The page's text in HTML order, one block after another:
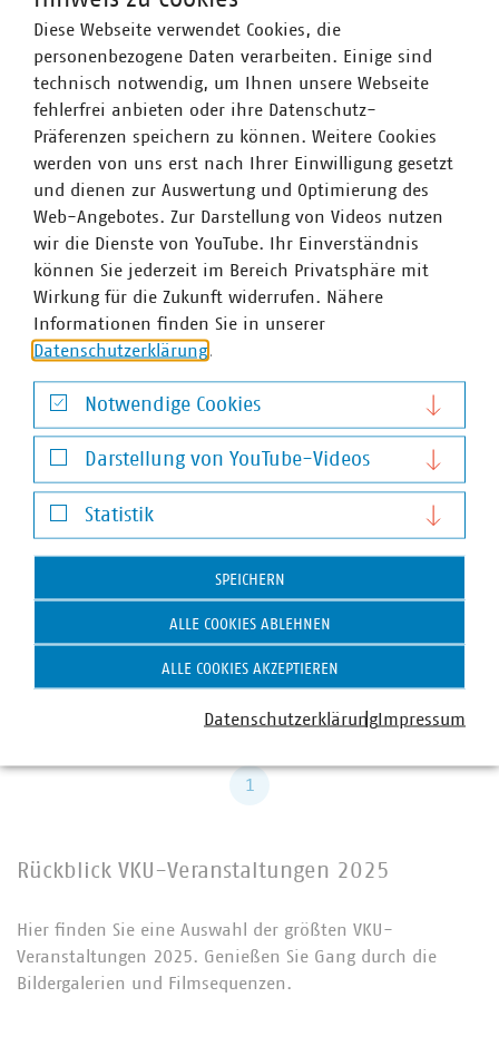
Sept. 2026
VKU-Stadtwerkekongress 2026
16. / 17. Sept. 2026, Berlin
Seit mehr als 25 Jahren ist der VKU-Stadtwerkekongress®
Fixtermin für die Entscheider:innen der…
JETZT ANMELDEN
Download
13 – 15
Okt. 2026
Smart Country Convention 2026
Das führende Event für den digitalen Staat und
öffentliche Dienste. Die SCCON ein Muss für alle…
Download
1
Rückblick VKU-Veranstaltungen 2025
Hier finden Sie eine Auswahl der größten VKU-
Veranstaltungen 2025. Genießen Sie Gang durch die
Bildergalerien und Filmsequenzen.
Diese Webseite verwendet Cookies, die
personenbezogene Daten verarbeiten. Einige sind
technisch notwendig, um Ihnen unsere Webseite
fehlerfrei anbieten oder ihre Datenschutz-
Präferenzen speichern zu können. Weitere Cookies
werden von uns erst nach Ihrer Einwilligung gesetzt
und dienen zur Auswertung und Optimierung des
Web-Angebotes. Zur Darstellung von Videos nutzen
wir die Dienste von YouTube. Ihr Einverständnis
können Sie jederzeit im Bereich Privatsphäre mit
Wirkung für die Zukunft widerrufen. Nähere
Informationen finden Sie in unserer
Datenschutzerklärung
Notwendige Cookies
Notwendige Cookies
Darstellung von YouTube-Videos
Darstellung von YouTube-Videos
Statistik
Statistik
SPEICHERN
ALLE COOKIES ABLEHNEN
ALLE COOKIES AKZEPTIEREN
DatenschutzerklärungImpressum